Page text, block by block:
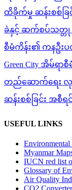
ထိခိုက်မှု ဆန်းစစ်ခြ
ခဲနှင့် ဆက်စပ်သတ္တု
စီမံကိန်း၏ ကနဦးပ
Green City အိမ်ရာ
တည်ဆောက်ရေး လု
ဆန်းစစ်ခြင်း အစီရ
USEFUL LINKS
Environmental
Myanmar
IUCN red list
Glossary of
Air Quality
CO2 Converter